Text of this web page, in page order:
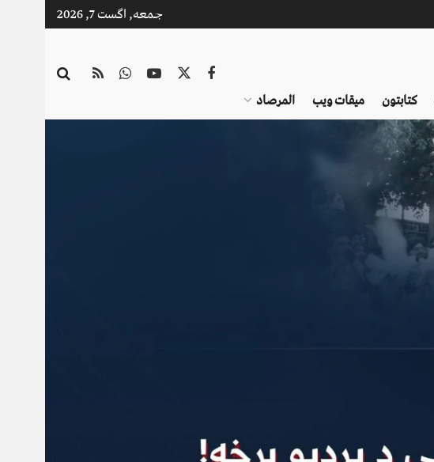
جمعه, اگست 7, 2026
کتابتون میقات ویب المرصاد